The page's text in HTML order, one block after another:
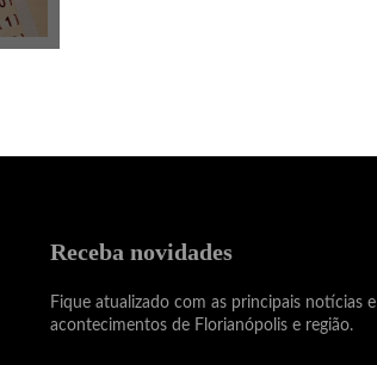
Receba novidades
Fique atualizado com as principais notícias e
acontecimentos de Florianópolis e região.